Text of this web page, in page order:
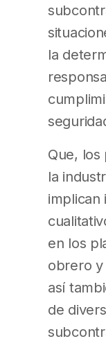
la
Que,
la
implican
en los
obrero
así
de